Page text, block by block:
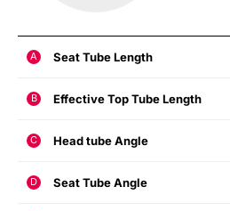
A Seat Tube Length
B Effective Top Tube Length
C Head tube Angle
D Seat Tube Angle